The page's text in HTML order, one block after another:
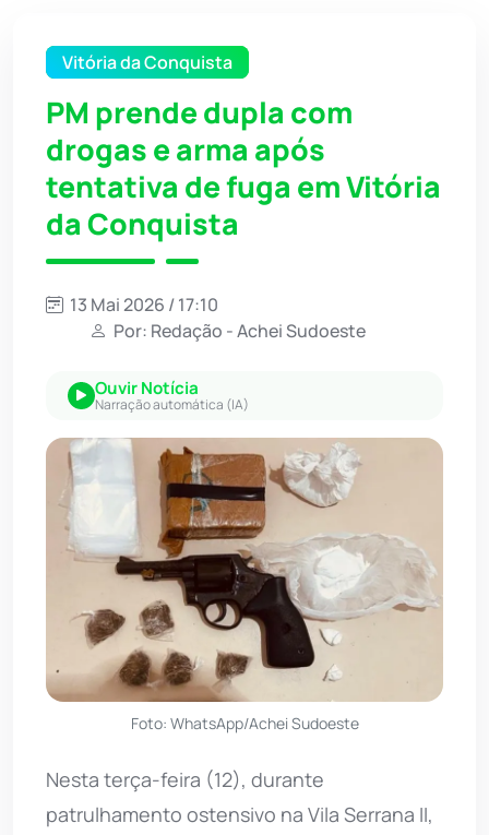
Vitória da Conquista
PM prende dupla com
drogas e arma após
tentativa de fuga em Vitória
da Conquista
13 Mai 2026 / 17:10
Por: Redação - Achei Sudoeste
Ouvir Notícia
Narração automática (IA)
Foto: WhatsApp/Achei Sudoeste
Nesta terça-feira (12), durante
patrulhamento ostensivo na Vila Serrana II,